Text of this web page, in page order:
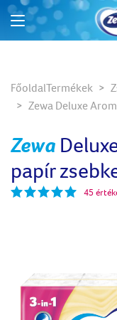
FőoldalTermékek
Zewa Deluxe
Zewa
papír
45